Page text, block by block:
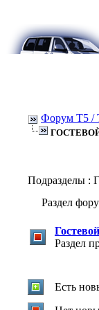
Форум Т5 /
Подразделы :
Раздел
Гостевой
Раздел
Есть